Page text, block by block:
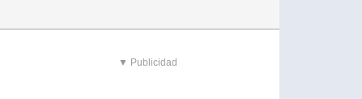
▼ Publicidad